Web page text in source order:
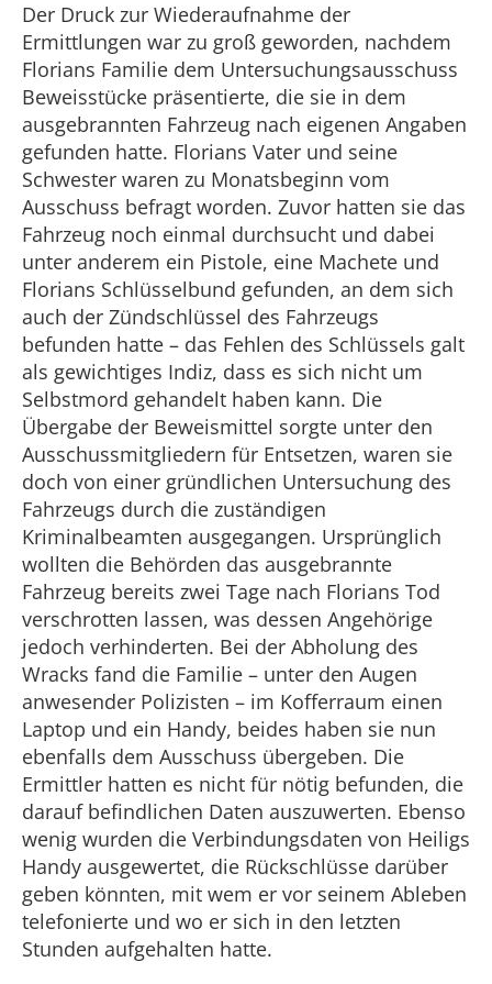
Der Druck zur Wiederaufnahme der
Ermittlungen war zu groß geworden, nachdem
Florians Familie dem Untersuchungsausschuss
Beweisstücke präsentierte, die sie in dem
ausgebrannten Fahrzeug nach eigenen Angaben
gefunden hatte. Florians Vater und seine
Schwester waren zu Monatsbeginn vom
Ausschuss befragt worden. Zuvor hatten sie das
Fahrzeug noch einmal durchsucht und dabei
unter anderem ein Pistole, eine Machete und
Florians Schlüsselbund gefunden, an dem sich
auch der Zündschlüssel des Fahrzeugs
befunden hatte – das Fehlen des Schlüssels galt
als gewichtiges Indiz, dass es sich nicht um
Selbstmord gehandelt haben kann. Die
Übergabe der Beweismittel sorgte unter den
Ausschussmitgliedern für Entsetzen, waren sie
doch von einer gründlichen Untersuchung des
Fahrzeugs durch die zuständigen
Kriminalbeamten ausgegangen. Ursprünglich
wollten die Behörden das ausgebrannte
Fahrzeug bereits zwei Tage nach Florians Tod
verschrotten lassen, was dessen Angehörige
jedoch verhinderten. Bei der Abholung des
Wracks fand die Familie – unter den Augen
anwesender Polizisten – im Kofferraum einen
Laptop und ein Handy, beides haben sie nun
ebenfalls dem Ausschuss übergeben. Die
Ermittler hatten es nicht für nötig befunden, die
darauf befindlichen Daten auszuwerten. Ebenso
wenig wurden die Verbindungsdaten von Heiligs
Handy ausgewertet, die Rückschlüsse darüber
geben könnten, mit wem er vor seinem Ableben
telefonierte und wo er sich in den letzten
Stunden aufgehalten hatte.